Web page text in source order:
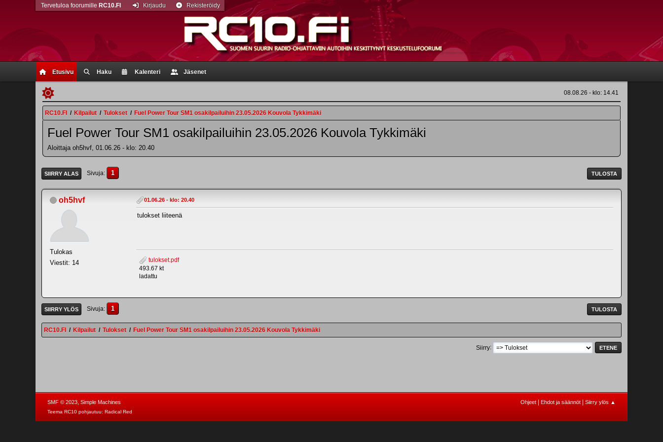
Etusivu Haku Kalenteri Jäsenet
Tervetuloa foorumille RC10.FI Kirjaudu Rekisteröidy
08.08.26 - klo: 14.41
RC10.FI / Kilpailut / Tulokset / Fuel Power Tour SM1 osakilpailuihin 23.05.2026 Kouvola Tykkimäki
Fuel Power Tour SM1 osakilpailuihin 23.05.2026 Kouvola Tykkimäki
Aloittaja oh5hvf, 01.06.26 - klo: 20.40
TULOSTA
SIIRRY ALAS Sivuja 1
oh5hvf
Tulokas
Viestit: 14
01.06.26 - klo: 20.40
tulokset liiteenä
tulokset.pdf
493.67 kt
ladattu
TULOSTA
SIIRRY YLÖS Sivuja 1
RC10.FI / Kilpailut / Tulokset / Fuel Power Tour SM1 osakilpailuihin 23.05.2026 Kouvola Tykkimäki
Siirry
Ohjeet Ehdot ja säännöt Siirry ylös ▲
SMF © 2023, Simple Machines
Teema RC10 pohjautuu: Radical Red